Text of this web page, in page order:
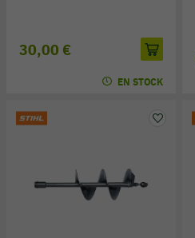
30,00 €
EN STOCK